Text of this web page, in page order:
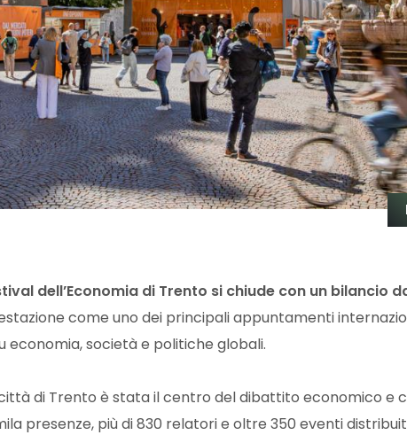
dell’Economia di Trento si chiude con un bilancio
come uno dei principali appuntamenti
economia, società e politiche globali.
di Trento è stata il centro del dibattito economico e
presenze, più di 830 relatori e oltre 350 eventi